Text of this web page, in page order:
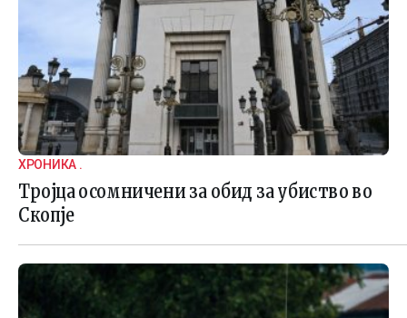
ХРОНИКА .
Тројца осомничени за обид за убиство во
Скопје